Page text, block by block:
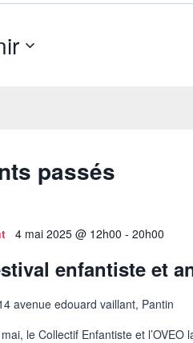
passés
4 mai 2025 @ 12h00 - 20h00
enfantiste et
avenue edouard vaillant, Pantin
le Collectif Enfantiste et